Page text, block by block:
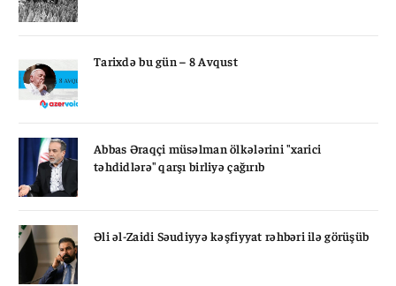
Tarixdə bu gün – 8 Avqust
Abbas Əraqçi müsəlman ölkələrini "xarici
təhdidlərə" qarşı birliyə çağırıb
Əli əl-Zaidi Səudiyyə kəşfiyyat rəhbəri ilə görüşüb